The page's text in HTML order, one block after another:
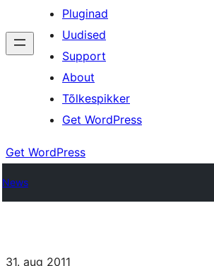
Pluginad
Uudised
Support
About
Tõlkespikker
Get WordPress
Get WordPress
News
31. aug 2011